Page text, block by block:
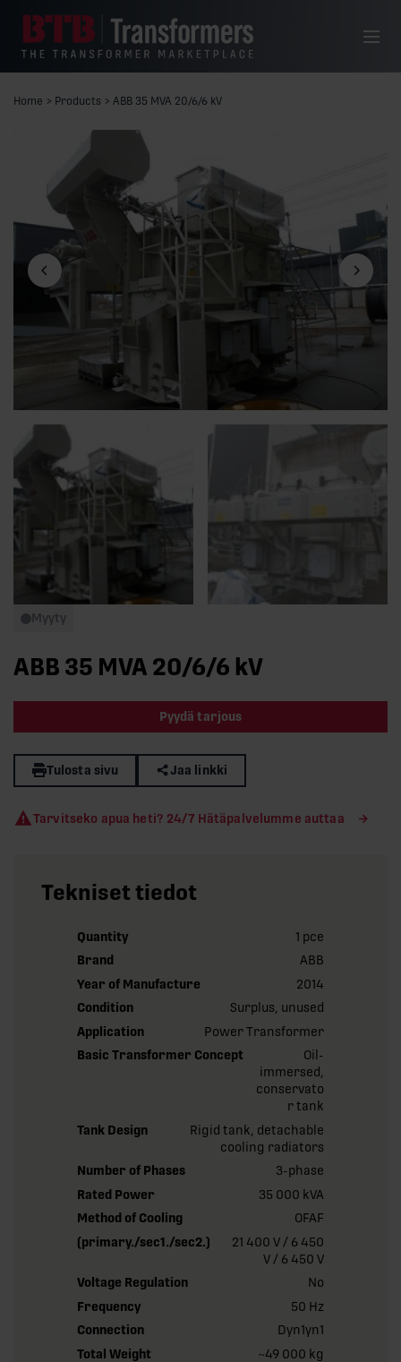
Valikko
Home > Products > ABB 35 MVA 20/6/6 kV
Edellinen dia
Myyty
ABB 35 MVA 20/6/6 kV
Pyydä tarjous
Tulosta sivu Jaa linkki
Tarvitseko apua heti? 24/7 Hätäpalvelumme auttaa
Tekniset tiedot
Quantity
1 pce
Brand
ABB
Year of Manufacture
2014
Condition
Surplus, unused
Application
Power Transformer
Basic Transformer Concept
Oil-
immersed,
conservato
r tank
Tank Design
Rigid tank, detachable
cooling radiators
Number of Phases
3-phase
Rated Power
35 000 kVA
Method of Cooling
OFAF
(primary./sec1./sec2.)
21 400 V / 6 450
V / 6 450 V
Voltage Regulation
No
Frequency
50 Hz
Connection
Dyn1yn1
Total Weight
~49 000 kg